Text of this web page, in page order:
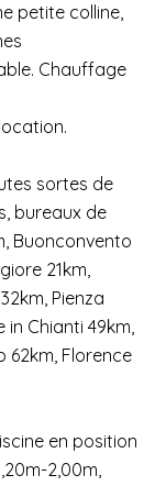
petite colline,
Chauffage
sortes de
bureaux de
Buonconvento
21km,
Pienza
in Chianti 49km,
62km, Florence
en position
2,00m,